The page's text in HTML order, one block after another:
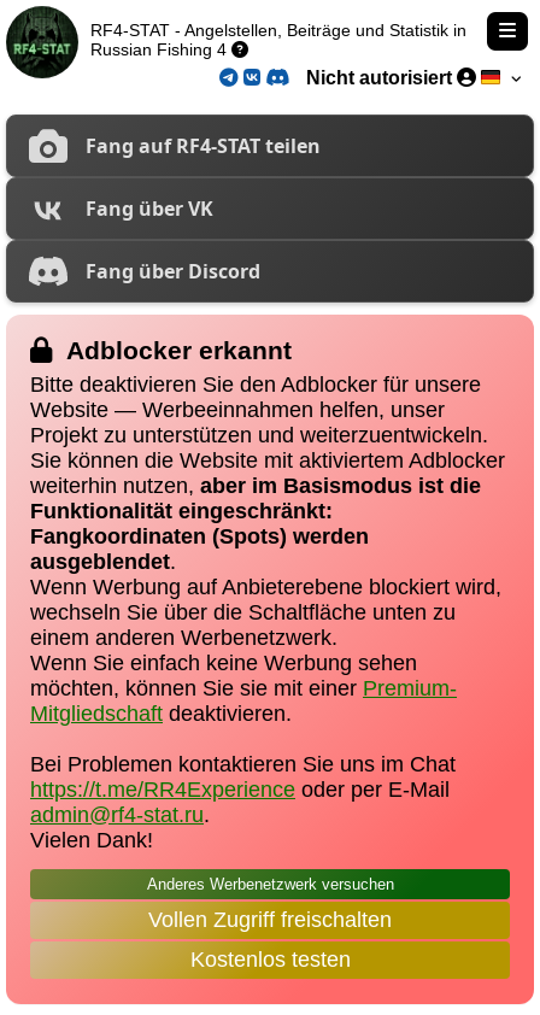
Nicht autorisiert
RF4-STAT - Angelstellen, Beiträge und Statistik in
Russian Fishing 4
Fang auf RF4-STAT teilen
Fang über VK
Fang über Discord
Adblocker erkannt
Bitte deaktivieren Sie den Adblocker für unsere
Website — Werbeeinnahmen helfen, unser
Projekt zu unterstützen und weiterzuentwickeln.
Sie können die Website mit aktiviertem Adblocker
weiterhin nutzen, aber im Basismodus ist die
Funktionalität eingeschränkt:
Fangkoordinaten (Spots) werden
ausgeblendet.
Wenn Werbung auf Anbieterebene blockiert wird,
wechseln Sie über die Schaltfläche unten zu
einem anderen Werbenetzwerk.
Wenn Sie einfach keine Werbung sehen
möchten, können Sie sie mit einer Premium-
Mitgliedschaft deaktivieren.
Bei Problemen kontaktieren Sie uns im Chat
https://t.me/RR4Experience oder per E-Mail
admin@rf4-stat.ru.
Vielen Dank!
Anderes Werbenetzwerk versuchen
Vollen Zugriff freischalten
Kostenlos testen